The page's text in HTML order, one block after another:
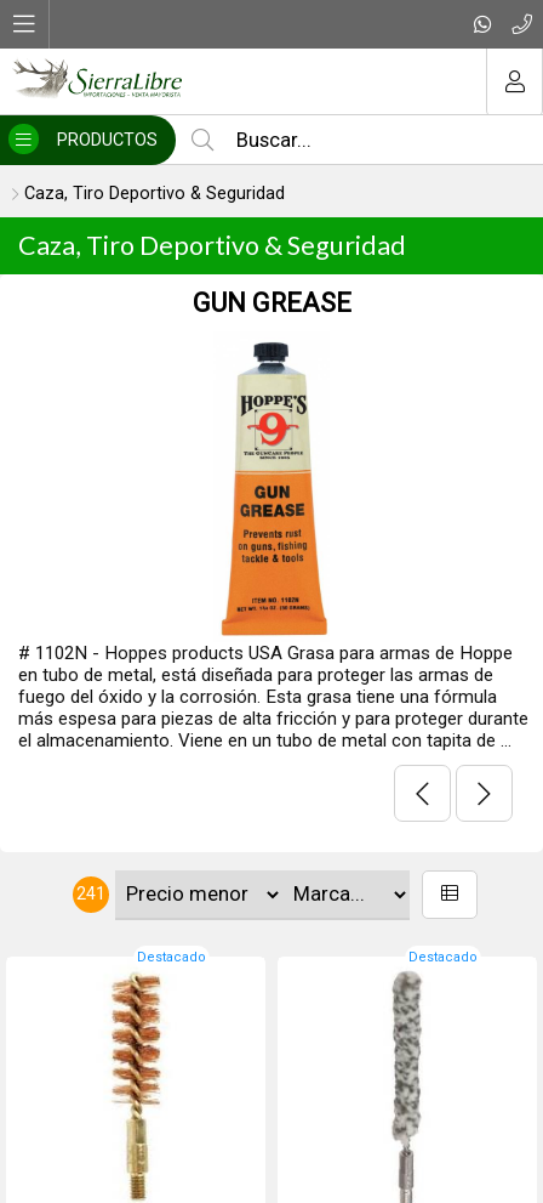
PRODUCTOS
Caza, Tiro Deportivo & Seguridad
Caza, Tiro Deportivo & Seguridad
MK II / 93 - GUIÓN
SAVAGE - MARK II / 93 SERIES Guión Delantero #17B Item
700527
241
Destacado Destacado